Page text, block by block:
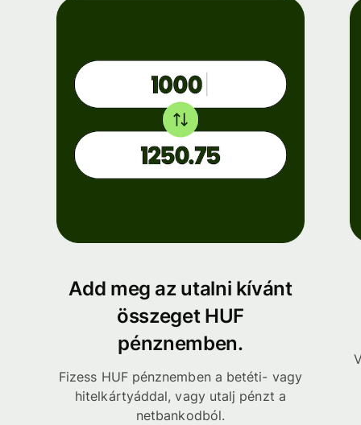
Add meg az utalni kívánt
összeget HUF
pénznemben.
Fizess HUF pénznemben a betéti- vagy
hitelkártyáddal, vagy utalj pénzt a
netbankodból.